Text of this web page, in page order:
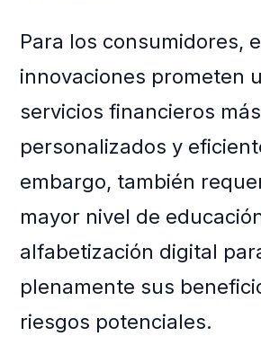
Para los consumidores,
innovaciones prometen
servicios financieros
personalizados y
embargo, también
mayor nivel de
alfabetización digital
plenamente sus
riesgos potenciales.